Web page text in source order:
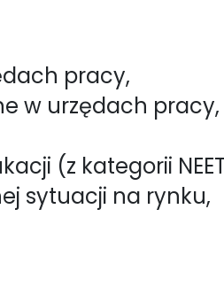
pracy,
w urzędach
(z kategorii
sytuacji na rynku,